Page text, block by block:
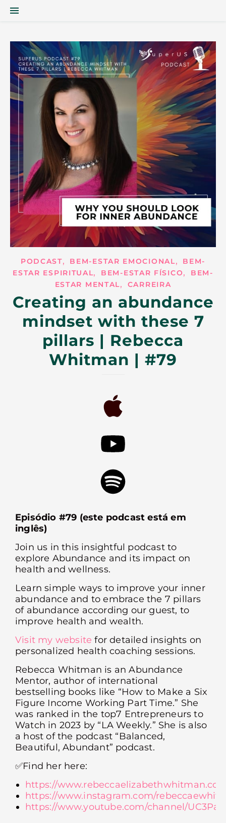
PODCAST, BEM-ESTAR EMOCIONAL,
BEM-
ESTAR ESPIRITUAL, BEM-ESTAR FÍSICO,
BEM-
ESTAR MENTAL, CARREIRA
Creating an abundance
mindset with these 7
pillars | Rebecca
Whitman | #79
Episódio #79 (este podcast está em
inglês)
Join us in this insightful podcast to
explore Abundance and its impact on
health and wellness.
Learn simple ways to improve your inner
abundance and to embrace the 7 pillars
of abundance according our guest, to
improve health and wealth.
Visit my website for detailed insights on
personalized health coaching sessions.
Rebecca Whitman is an Abundance
Mentor, author of international
bestselling books like “How to Make a Six
Figure Income Working Part Time.” She
was ranked in the top7 Entrepreneurs to
Watch in 2023 by “LA Weekly.” She is also
a host of the podcast “Balanced,
Beautiful, Abundant” podcast.
✅Find her here:
https://
https://www.instagram.com/
https://www.youtube.com/channel/